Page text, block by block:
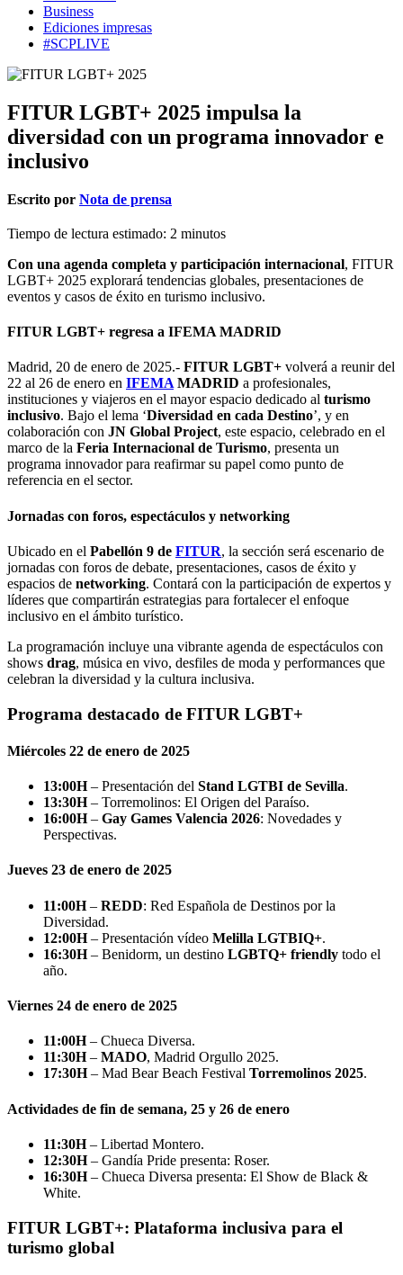
Business
Ediciones impresas
#SCPLIVE
FITUR LGBT+ 2025 impulsa la
diversidad con un programa innovador e
inclusivo
Escrito por Nota de prensa
Tiempo de lectura estimado: 2 minutos
Con una agenda completa y participación internacional, FITUR
LGBT+ 2025 explorará tendencias globales, presentaciones de
eventos y casos de éxito en turismo inclusivo.
FITUR LGBT+ regresa a IFEMA MADRID
Madrid, 20 de enero de 2025.- FITUR LGBT+ volverá a reunir del
22 al 26 de enero en IFEMAMADRID a profesionales,
instituciones y viajeros en el mayor espacio dedicado al turismo
inclusivo. Bajo el lema ‘Diversidad en cada Destino’, y en
colaboración con JN Global Project, este espacio, celebrado en el
marco de la Feria Internacional de Turismo, presenta un
programa innovador para reafirmar su papel como punto de
referencia en el sector.
Jornadas con foros, espectáculos y networking
Ubicado en el Pabellón 9 de FITUR, la sección será escenario de
jornadas con foros de debate, presentaciones, casos de éxito y
espacios de networking. Contará con la participación de expertos y
líderes que compartirán estrategias para fortalecer el enfoque
inclusivo en el ámbito turístico.
La programación incluye una vibrante agenda de espectáculos con
shows drag, música en vivo, desfiles de moda y performances que
celebran la diversidad y la cultura inclusiva.
Programa destacado de FITUR LGBT+
Miércoles 22 de enero de 2025
13:00H– Presentación del Stand LGTBI de Sevilla.
13:30H– Torremolinos: El Origen del Paraíso.
16:00H– Gay Games Valencia 2026: Novedades y
Perspectivas.
Jueves 23 de enero de 2025
11:00H– REDD: Red Española de Destinos por la
Diversidad.
12:00H– Presentación vídeo Melilla LGTBIQ+.
16:30H– Benidorm, un destino LGBTQ+ friendly todo el
año.
Viernes 24 de enero de 2025
11:00H– Chueca Diversa.
11:30H– MADO, Madrid Orgullo 2025.
17:30H– Mad Bear Beach Festival Torremolinos 2025.
Actividades de fin de semana, 25 y 26 de enero
11:30H– Libertad Montero.
12:30H– Gandía Pride presenta: Roser.
16:30H– Chueca Diversa presenta: El Show de Black &
White.
FITUR LGBT+: Plataforma inclusiva para el
turismo global